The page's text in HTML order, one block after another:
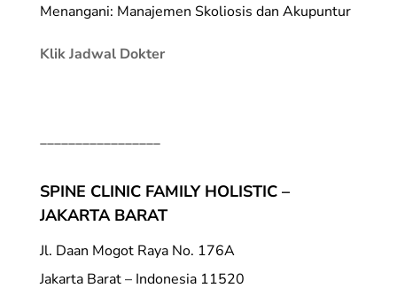
Menangani: Manajemen Skoliosis dan Akupuntur
Klik Jadwal Dokter
_________________
SPINE CLINIC FAMILY HOLISTIC –
JAKARTA BARAT
Jl. Daan Mogot Raya No. 176A
Jakarta Barat – Indonesia 11520